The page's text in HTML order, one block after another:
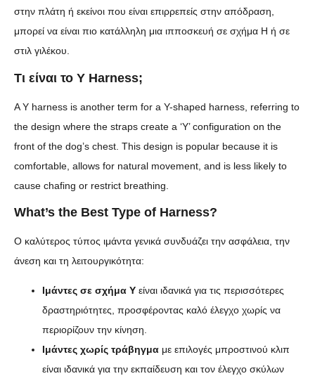
στην πλάτη ή εκείνοι που είναι επιρρεπείς στην απόδραση,
μπορεί να είναι πιο κατάλληλη μια ιπποσκευή σε σχήμα H ή σε
στιλ γιλέκου.
Τι είναι το Y Harness;
A Y harness is another term for a Y-shaped harness, referring to
the design where the straps create a ‘Y’ configuration on the
front of the dog’s chest. This design is popular because it is
comfortable, allows for natural movement, and is less likely to
cause chafing or restrict breathing.
What’s the Best Type of Harness?
Ο καλύτερος τύπος ιμάντα γενικά συνδυάζει την ασφάλεια, την
άνεση και τη λειτουργικότητα:
Ιμάντες σε σχήμα Υ είναι ιδανικά για τις περισσότερες
δραστηριότητες, προσφέροντας καλό έλεγχο χωρίς να
περιορίζουν την κίνηση.
Ιμάντες χωρίς τράβηγμα με επιλογές μπροστινού κλιπ
είναι ιδανικά για την εκπαίδευση και τον έλεγχο σκύλων